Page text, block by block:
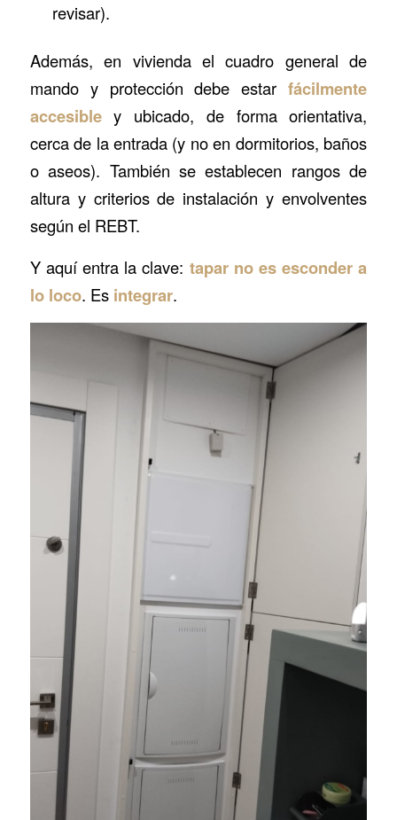
revisar).
Además, en vivienda el cuadro general de
mando y protección debe estarfácilmente
accesibley ubicado, de forma orientativa,
cerca de la entrada (y no en dormitorios, baños
o aseos). También se establecen rangos de
altura y criterios de instalación y envolventes
según el REBT.
Y aquí entra la clave: tapar no es esconder a
lo loco. Es integrar.